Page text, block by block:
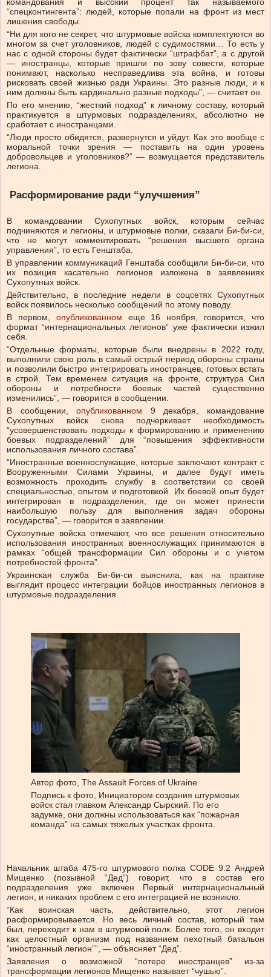
“спецконтингента”: людей, которые попали на фронт из мест
лишения свободы.
“Ни для кого не секрет, что штурмовые войска комплектуются во
многом за счет уголовников, людей с судимостями… То есть у
нас с одной стороны будет фактически “штрафбат”, а с другой
— иностранцы, которые пришли по зову совести, которые
понимают, насколько несправедлива эта война, и готовы
рисковать своей жизнью ради Украины. Это разные люди, и к
ним должны быть кардинально разные подходы”, — считает он.
По его мнению, “жесткий подход” к личному составу, который
практикуется в штурмовых подразделениях, абсолютно не
сработает с иностранцами.
“Люди просто обидятся, развернутся и уйдут. Как это вообще с
моральной точки зрения — поставить на один уровень
добровольцев и уголовников?” — возмущается представитель
легиона.
Расформирование ради “улучшения”
В командовании Сухопутных войск, которым сейчас
подчиняются и легионы, и штурмовые полки, сказали Би-би-си,
что не могут комментировать “решения высшего органа
управления”, то есть Генштаба.
В управлении коммуникаций Генштаба сообщили Би-би-си, что
их позиция касательно легионов изложена в заявлениях
Сухопутных войск.
Действительно, в последние недели в соцсетях Сухопутных
войск появилось несколько сообщений по этому поводу.
В первом, опубликованном еще 16 ноября, говорится, что
формат “интернациональных легионов” уже фактически изжил
себя.
“Отдельные форматы, которые были внедрены в 2022 году,
выполнили свою роль в самый острый период обороны страны
и позволили быстро интегрировать иностранцев, готовых встать
в строй. Тем временем ситуация на фронте, структура Сил
обороны и потребности боевых частей существенно
изменились”, — говорится в сообщении.
В сообщении,опубликованном 9 декабря, командование
Сухопутных войск снова подчеркивает необходимость
“усовершенствовать подходы к формированию и применению
боевых подразделений” для “повышения эффективности
использования личного состава”.
“Иностранные военнослужащие, которые заключают контракт с
Вооруженными Силами Украины, и далее будут иметь
возможность проходить службу в соответствии со своей
специальностью, опытом и подготовкой. Их боевой опыт будет
интегрирован в подразделения, где он может принести
наибольшую пользу для выполнения задач обороны
государства”, — говорится в заявлении.
Сухопутные войска отмечают, что все решения относительно
использования иностранных военнослужащих принимаются в
рамках “общей трансформации Сил обороны и с учетом
потребностей фронта”.
Украинская служба Би-би-си выяснила, как на практике
выглядит процесс интеграции бойцов иностранных легионов в
штурмовые подразделения.
Автор фото, The Assault Forces of Ukraine
Подпись к фото, Инициатором создания штурмовых
войск стал главком Александр Сырский. По его
задумке, они должны использоваться как “пожарная
команда” на самых тяжелых участках фронта.
Начальник штаба 475-го штурмового полка CODE 9.2 Андрей
Мищенко (позывной “Дед”) говорит, что в состав его
подразделения уже включен Первый интернациональный
легион, и никаких проблем с его интеграцией не возникло.
“Как воинская часть, действительно, этот легион
расформировывается. Но весь личный состав, который там
был, переходит к нам в штурмовой полк. Более того, он входит
как целостный организм под названием пехотный батальон
“иностранный легион””, — объясняет “Дед”.
Заявления о возможной “потере иностранцев” из-за
трансформации легионов Мищенко называет “чушью”.